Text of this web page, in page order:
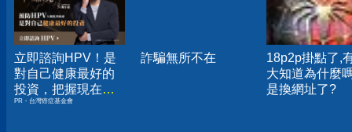
立即諮詢HPV！是
對自己健康最好的
投資，把握現在不
嫌晚！
PR・台灣癌症基金會
詐騙無所不在
18p2p掛點了,
大知道為什麼
是換網址了?